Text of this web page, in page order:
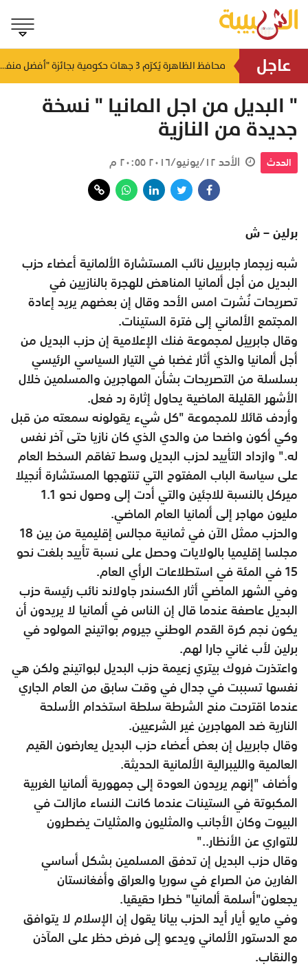
عاجل
منذ ٨ ساعات منذ ٨ ساعات محافظ الظاهرة يُكرّم 3 جهات حكومية بجائزة "أفضل منفذ تقديم خدمة" لعام 2025
" البديل من اجل المانيا " نسخة
جديدة من النازية
الحدث الأحد ١٢/يونيو/٢٠١٦ ٢٠:٥٥ م
برلين – ش
شبه زيجمار جابرييل نائب المستشارة الألمانية أعضاء حزب
البديل من أجل ألمانيا المناهض للهجرة بالنازيين في
تصريحات نُشرت امس الأحد وقال إن بعضهم يريد إعادة
المجتمع الألماني إلى فترة الستينات.
وقال جابرييل لمجموعة فنك الإعلامية إن حزب البديل من
أجل ألمانيا والذي أثار غضبا في التيار السياسي الرئيسي
بسلسلة من التصريحات بشأن المهاجرين والمسلمين خلال
الأشهر القليلة الماضية يحاول إثارة رد فعل.
وأردف قائلا للمجموعة "كل شيء يقولونه سمعته من قبل
وكي أكون واضحا من والدي الذي كان نازيا حتى آخر نفس
له." وازداد التأييد لحزب البديل وسط تفاقم السخط العام
على سياسة الباب المفتوح التي تنتهجها المستشارة أنجيلا
ميركل بالنسبة للاجئين والتي أدت إلى وصول نحو 1.1
مليون مهاجر إلى ألمانيا العام الماضي.
والحزب ممثل الآن في ثمانية مجالس إقليمية من بين 18
مجلسا إقليميا بالولايات وحصل على نسبة تأييد بلغت نحو
15 في المئة في استطلاعات الرأي العام.
وفي الشهر الماضي أثار الكسندر جاولاند نائب رئيسة حزب
البديل عاصفة عندما قال إن الناس في ألمانيا لا يريدون أن
يكون نجم كرة القدم الوطني جيروم بواتينج المولود في
برلين لأب غاني جارا لهم.
واعتذرت فروك بيتري زعيمة حزب البديل لبواتينج ولكن هي
نفسها تسببت في جدال في وقت سابق من العام الجاري
عندما اقترحت منح الشرطة سلطة استخدام الأسلحة
النارية ضد المهاجرين غير الشرعيين.
وقال جابرييل إن بعض أعضاء حزب البديل يعارضون القيم
العالمية والليبرالية الألمانية الحديثة.
وأضاف "إنهم يريدون العودة إلى جمهورية ألمانيا الغربية
المكبوتة في الستينات عندما كانت النساء مازالت في
البيوت وكان الأجانب والمثليون والمثليات يضطرون
للتواري عن الأنظار.."
وقال حزب البديل إن تدفق المسلمين بشكل أساسي
الفارين من الصراع في سوريا والعراق وأفغانستان
يجعلون"أسلمة ألمانيا" خطرا حقيقيا.
وفي مايو أيار أيد الحزب بيانا يقول إن الإسلام لا يتوافق
مع الدستور الألماني ويدعو إلى فرض حظر على المآذن
والنقاب.